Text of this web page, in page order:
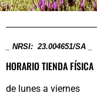
_ NRSI: 23.004651/SA _
HORARIO TIENDA FÍSICA
de lunes a viernes